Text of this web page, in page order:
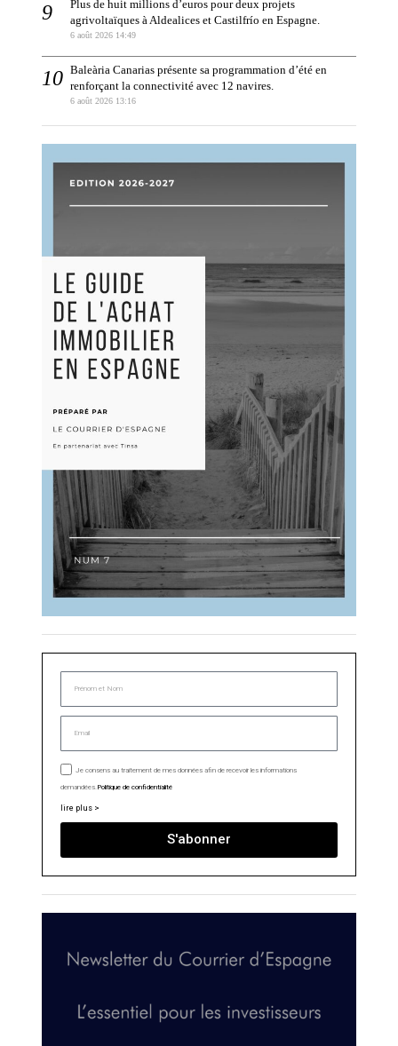
Plus de huit millions d’euros pour deux projets
agrivoltaïques à Aldealices et Castilfrío en Espagne.
6 août 2026 14:49
Baleària Canarias présente sa programmation d’été en
renforçant la connectivité avec 12 navires.
6 août 2026 13:16
Je consens au traitement de mes données afin de recevoir les informations
demandées. Politique de confidentialité
lire plus >
S'abonner